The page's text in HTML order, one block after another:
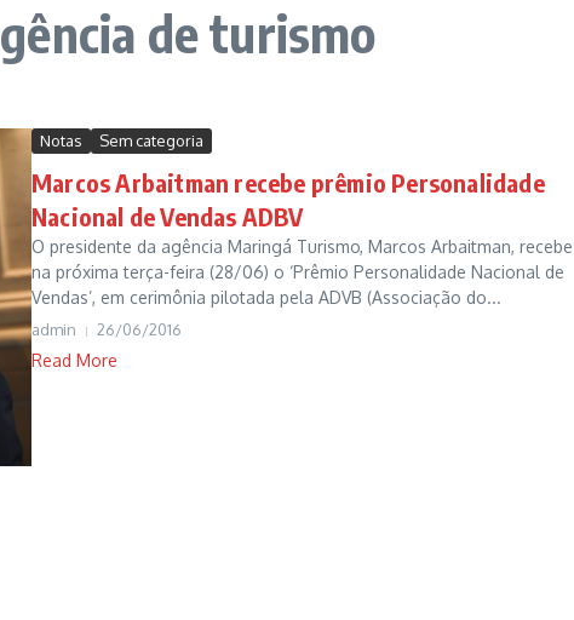
de turismo
Notas Sem categoria
Marcos Arbaitman recebe prêmio Personalidade
Nacional de Vendas ADBV
O presidente da agência Maringá Turismo, Marcos Arbaitman, recebe
na próxima terça-feira (28/06) o ‘Prêmio Personalidade Nacional de
Vendas’, em cerimônia pilotada pela ADVB (Associação do...
admin 26/06/2016
Read More